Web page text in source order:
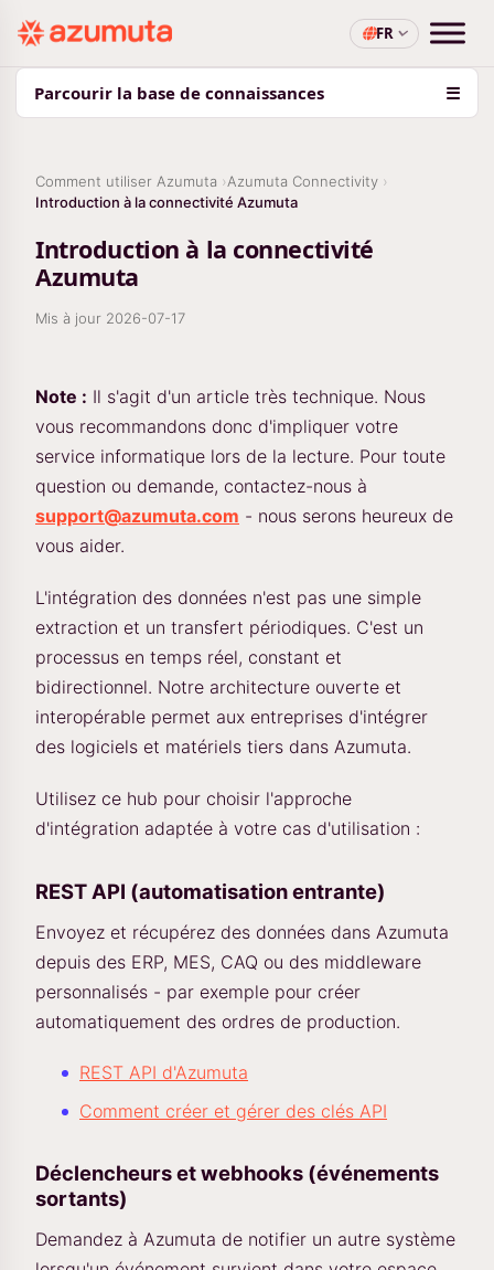
FR
Parcourir la base de connaissances ☰
Comment utiliser Azumuta
Azumuta Connectivity
Introduction à la connectivité Azumuta
Introduction à la connectivité
Azumuta
Mis à jour 2026-07-17
Note : Il s'agit d'un article très technique. Nous
vous recommandons donc d'impliquer votre
service informatique lors de la lecture. Pour toute
question ou demande, contactez-nous à
support@azumuta.com - nous serons heureux de
vous aider.
L'intégration des données n'est pas une simple
extraction et un transfert périodiques. C'est un
processus en temps réel, constant et
bidirectionnel. Notre architecture ouverte et
interopérable permet aux entreprises d'intégrer
des logiciels et matériels tiers dans Azumuta.
Utilisez ce hub pour choisir l'approche
d'intégration adaptée à votre cas d'utilisation :
REST API (automatisation entrante)
Envoyez et récupérez des données dans Azumuta
depuis des ERP, MES, CAQ ou des middleware
personnalisés - par exemple pour créer
automatiquement des ordres de production.
REST API d'Azumuta
Comment créer et gérer des clés API
Déclencheurs et webhooks (événements
sortants)
Demandez à Azumuta de notifier un autre système